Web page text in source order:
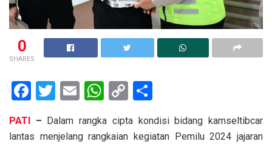
0
SHARES
F
ce
T
tt
E
ail
W
at
C
py ar
PATI – Dalam rangka cipta kondisi bidang kamseltibcar
lantas menjelang rangkaian kegiatan Pemilu 2024 jajaran